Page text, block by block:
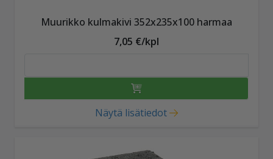
Muurikko kulmakivi 352x235x100 harmaa
7,05 €/kpl
Näytä lisätiedot